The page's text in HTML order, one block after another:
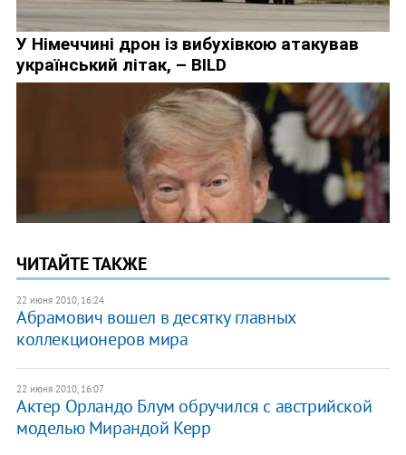
ЧИТАЙТЕ ТАКЖЕ
22 июня 2010, 16:24
Абрамович вошел в десятку главных
коллекционеров мира
22 июня 2010, 16:07
Актер Орландо Блум обручился с австрийской
моделью Мирандой Керр